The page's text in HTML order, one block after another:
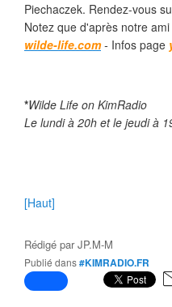
Piechaczek. Rendez-vous
Notez que d'après notre
wilde-life.com- Infos page
*Wilde Life on
Le lundi à 20h et le
[Haut]
Rédigé parJP.M-M
Publié dans#KIMRADIO.FR